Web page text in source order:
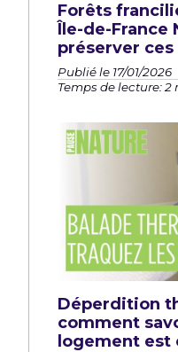
Forêts
Île-de-France
préserver ces
Publié le 17/01/2026
Temps de lecture: 2
Déperdition
comment
logement est